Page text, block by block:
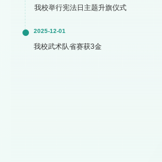
我校举行宪法日主题升旗仪式
2025-12-01
我校武术队省赛获3金